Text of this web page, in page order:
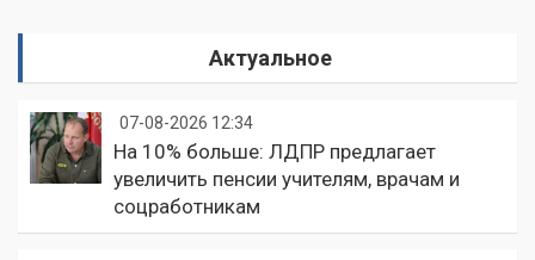
Актуальное
07-08-2026 12:34
На 10% больше: ЛДПР предлагает
увеличить пенсии учителям, врачам и
соцработникам